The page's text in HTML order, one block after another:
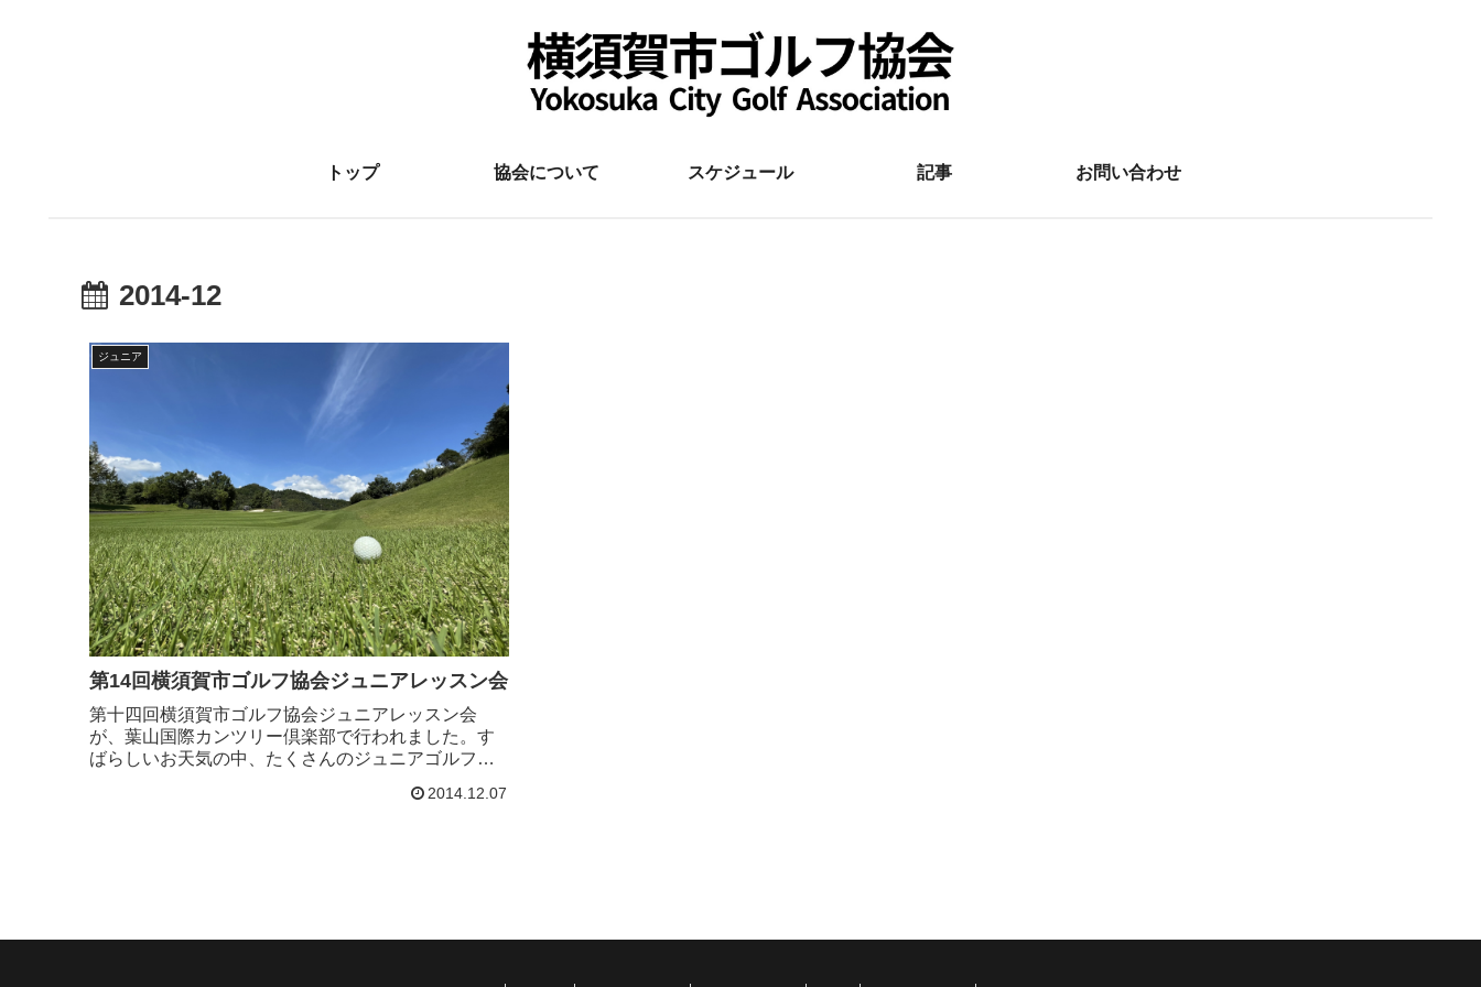
トップ 協会について スケジュール 記事 お問い合わせ
2014-12
ジュニア
第14回横須賀市ゴルフ協会ジュニアレッスン会
第十四回横須賀市ゴルフ協会ジュニアレッスン会
が、葉山国際カンツリー倶楽部で行われました。す
ばらしいお天気の中、たくさんのジュニアゴルファ
ュニアも多く、とても充実したレッスンになりまし
2014.12.07